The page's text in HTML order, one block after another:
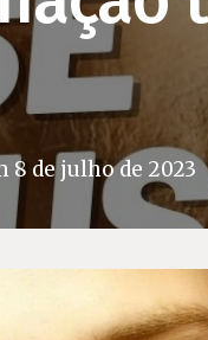
8 de julho de 2023